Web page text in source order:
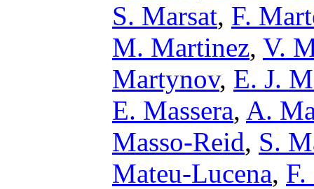
S. Marsat, F.
M. Martinez, V.
Martynov, E. J.
E. Massera, A.
Masso-Reid, S.
Mateu-Lucena,